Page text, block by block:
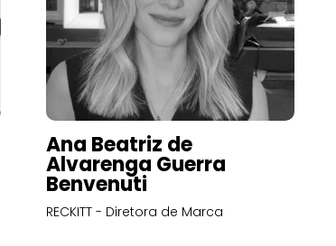
Ana Beatriz de
Alvarenga Guerra
Benvenuti
RECKITT - Diretora de Marca